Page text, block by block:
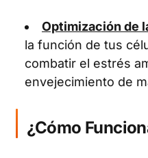
Optimización de
la función de tus
combatir el estrés
envejecimiento de
¿Cómo